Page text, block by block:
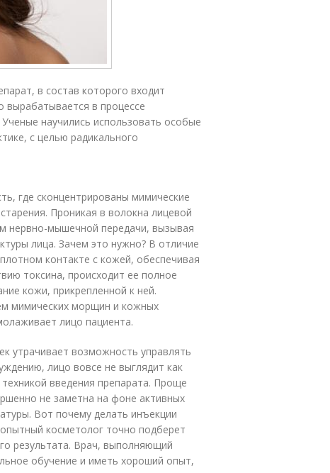
в состав которого входит
вырабатывается в про­цес­се
научились использовать особые
с целью радикального
где сконцентрированы мимические
Проникая в волокна лицевой
нервно-мышечной передачи, вызывая
лица. Зачем это нужно? В отличие
контакте с кожей, обеспечивая
токсина, происходит ее полное
кожи, прикрепленной к ней.
мимических морщин и кожных
лицо пациента.
утрачивает возможность управлять
лицо вовсе не выглядит как
введения препарата. Проще
не заметна на фоне активных
Вот почему делать инъекции
косметолог точно подберет
результата. Врач, выполняющий
обучение и иметь хороший опыт,